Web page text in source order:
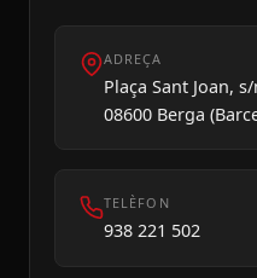
ADREÇA
Plaça Sant Joan,
08600 Berga
TELÈFON
938 221 502